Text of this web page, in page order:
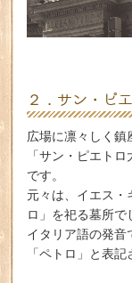
２．サン・ピ
広場に凛々しく鎮
「サン・ピエトロ
です。
元々は、イエス・
ロ」を祀る墓所で
イタリア語の発音
「ペトロ」と表